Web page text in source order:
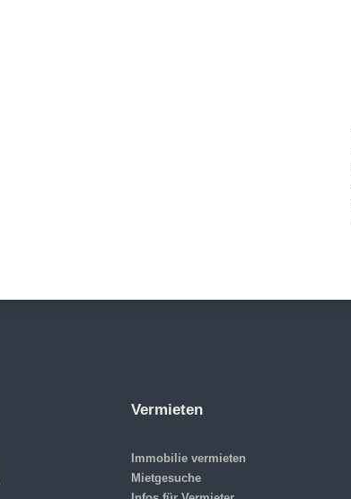
Vermieten
Immobilie vermieten
Mietgesuche